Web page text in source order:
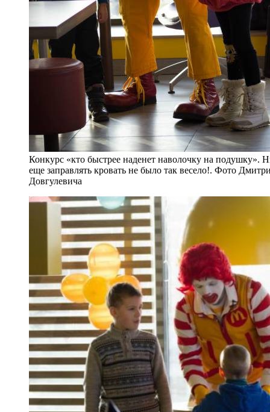
Конкурс «кто быстрее наденет наволочку на подушку».
еще заправлять кровать не было так весело!. Фото
Довгулевича